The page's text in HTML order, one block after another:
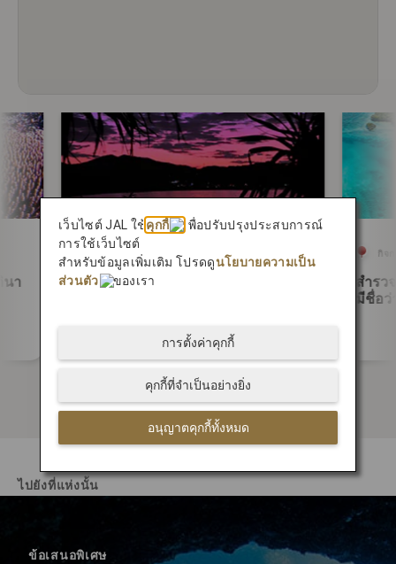
นา
ความบันเทิง
ยันบารุ: ค้นพบความลับที่น่าหลงใหล
กิจ
สำร
มีชื่อว่
ไปยังที่แห่งนั้น
ข้อเสนอพิเศษ
เว็บไซต์ JAL ใช้ คุกกี้
เพื่อปรับปรุงประสบการณ์
การใช้เว็บไซต์
สำหรับข้อมูลเพิ่มเติม โปรดดูนโยบายความเป็น
ส่วนตัว
ของเรา
อนุญาตคุกกี้ทั้งหมด
คุกกี้ที่จำเป็นอย่างยิ่ง
การตั้งค่าคุกกี้